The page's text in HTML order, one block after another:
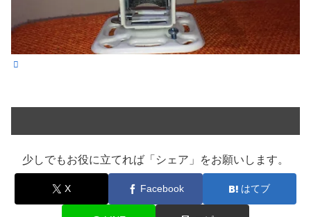
少しでもお役に立てれば「シェア」をお願いします。
X Facebook はてブ